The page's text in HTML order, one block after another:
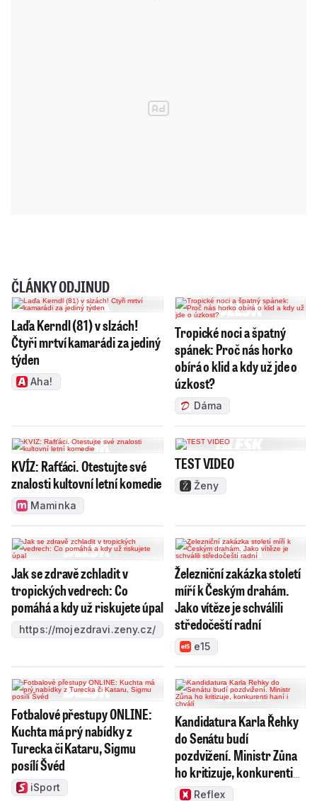
ČLÁNKY ODJINUD
Laďa Kerndl (81) v slzách!
Čtyři mrtví kamarádi za jediný
týden
Aha!
Tropické noci a špatný
spánek: Proč nás horko
obírá o klid a kdy už jde o
úzkost?
Dáma
KVÍZ: Rafťáci. Otestujte své
znalosti kultovní letní komedie
Maminka
TEST VIDEO
Ženy
Jak se zdravě zchladit v
tropických vedrech: Co
pomáhá a kdy už riskujete úpal
https://mojezdravi.zeny.cz/
Železniční zakázka století
míří k Českým drahám.
Jako vítěze je schválili
středočeští radní
e15
Fotbalové přestupy ONLINE:
Kuchta má prý nabídky z
Turecka či Kataru, Sigmu
posílí Švéd
iSport
Kandidatura Karla Řehky
do Senátu budí
pozdvižení. Ministr Zůna
ho kritizuje, konkurenti
haní i chválí
Reflex